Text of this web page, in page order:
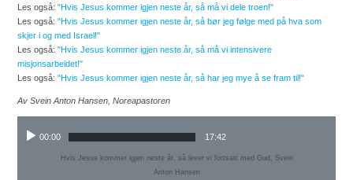
Les også: "Hvis Jesus kommer igjen neste år, så må vi dele troen!"
Les også: "Hvis Jesus kommer igjen neste år, så bør jeg følge med på hva som
skjer i og med Israel!"
Les også: "Hvis Jesus kommer igjen neste år, så må vi intensivere
misjonsarbeidet!"
Les også: "Hvis Jesus kommer igjen neste år, så har jeg mye å se fram til!"
Av Svein Anton Hansen, Noreapastoren
00:00 17:42
Hvis Jesus kommer igjen neste år, så lever vi fortsatt med Gud, Svein
Anton Hansen